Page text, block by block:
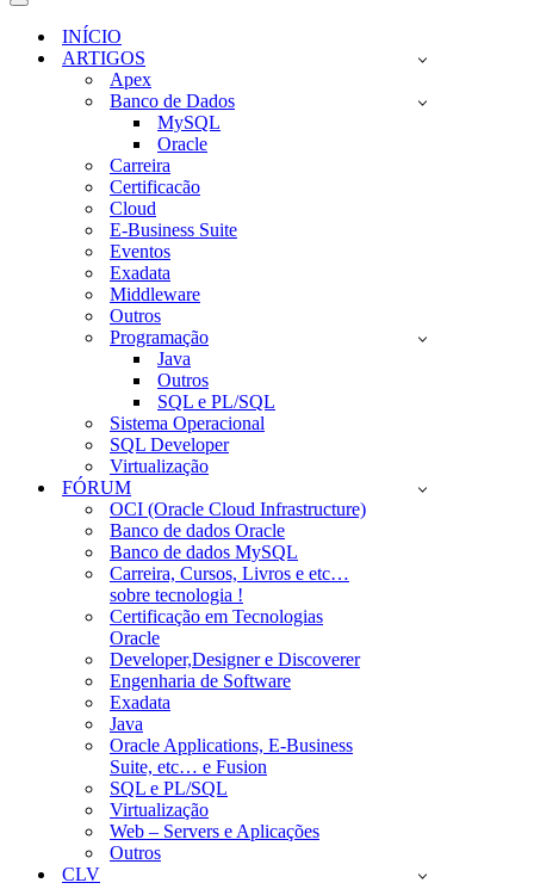
navegação
Menu
navegaçãoINÍCIO
ARTIGOS
Apex
Banco de Dados
MySQL
Oracle
Carreira
Certificacão
Cloud
E-Business Suite
Eventos
Exadata
Middleware
Outros
Programação
Java
Outros
SQL e PL/SQL
Sistema Operacional
SQL Developer
Virtualização
FÓRUM
OCI (Oracle Cloud Infrastructure)
Banco de dados Oracle
Banco de dados MySQL
Carreira, Cursos, Livros e etc…
sobre tecnologia !
Certificação em Tecnologias
Oracle
Developer,Designer e Discoverer
Engenharia de Software
Exadata
Java
Oracle Applications, E-Business
Suite, etc… e Fusion
SQL e PL/SQL
Virtualização
Web – Servers e Aplicações
Outros
CLV